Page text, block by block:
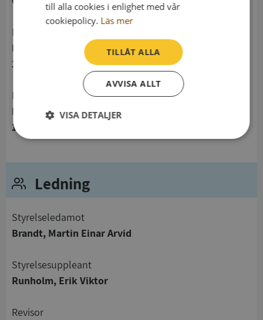
Flugsnapparvägen 32
134 42 Gustavsberg
Flugsnapparvägen 32
134 42 Gustavsberg
Ledning
Styrelseledamot
Brandt, Martin Einar Arvid
Styrelsesuppleant
Runholm, Erik Viktor
Revisor
till alla cookies i enlighet med vår
cookiepolicy. Läs mer
TILLÅT ALLA
AVVISA ALLT
VISA DETALJER
Strikt
Prestanda Inriktning
Funktioner
Strikt nödvändigt